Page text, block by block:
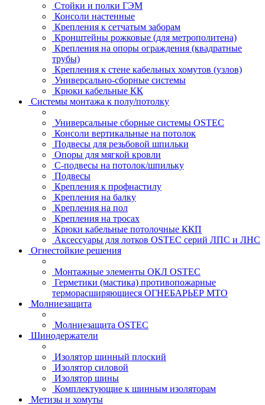
Стойки и полки ГЭМ
Консоли настенные
Крепления к сетчатым заборам
Кронштейны рожковые (для метрополитена)
Крепления на опоры ограждения (квадратные
трубы)
Крепления к стене кабельных хомутов (узлов)
Универсально-сборные системы
Крюки кабельные КК
Системы монтажа к полу/потолку
Универсальные сборные системы OSTEC
Консоли вертикальные на потолок
Подвесы для резьбовой шпильки
Опоры для мягкой кровли
С-подвесы на потолок/шпильку
Подвесы
Крепления к профнастилу
Крепления на балку
Крепления на пол
Крепления на тросах
Крюки кабельные потолочные ККП
Аксессуары для лотков OSTEC серий ЛПС и ЛНС
Огнестойкие решения
Монтажные элементы ОКЛ OSTEC
Герметики (мастика) противопожарные
терморасширяющиеся ОГНЕБАРЬЕР МТО
Молниезащита
Молниезащита OSTEC
Шинодержатели
Изолятор шинный плоский
Изолятор силовой
Изолятор шины
Комплектующие к шинным изоляторам
Метизы и хомуты